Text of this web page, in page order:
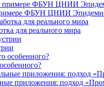
ФБУН ЦНИИ
для реального мира
приложения: подход